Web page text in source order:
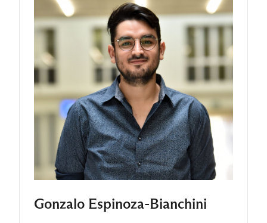
Gonzalo Espinoza-Bianchini